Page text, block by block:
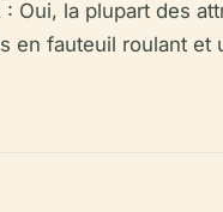
: Oui, la plupart des
en fauteuil roulant et